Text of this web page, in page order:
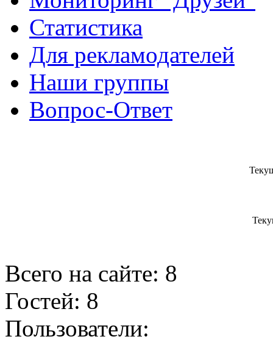
Статистика
Для рекламодателей
Наши группы
Вопрос-Ответ
Всего на сайте: 8
Гостей: 8
Пользователи: